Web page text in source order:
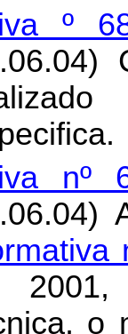
º
nº
2001,
o